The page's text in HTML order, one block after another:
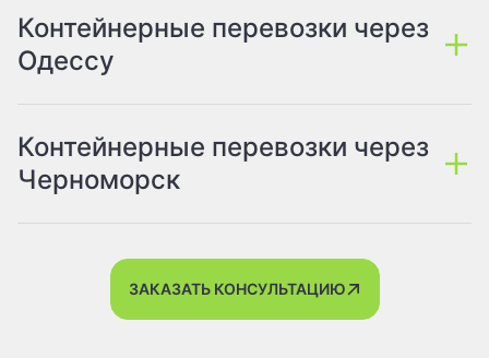
Контейнерные перевозки через
Одессу
Контейнерные перевозки через
Черноморск
ЗАКАЗАТЬ КОНСУЛЬТАЦИЮ